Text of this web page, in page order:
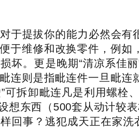
提拔你的能力必然会有
于维修和改换零件，例
坏。更是晚期“清凉系佳
连则是指毗连件一旦毗
可拆卸毗连凡是利用螺
想东西（500套从动计较
回事？逃犯成天正在家